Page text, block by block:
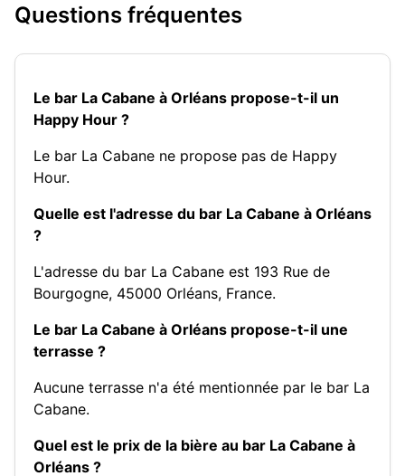
Questions fréquentes
Le bar La Cabane à Orléans propose-t-il un
Happy Hour ?
Le bar La Cabane ne propose pas de Happy
Hour.
Quelle est l'adresse du bar La Cabane à Orléans
?
L'adresse du bar La Cabane est 193 Rue de
Bourgogne, 45000 Orléans, France.
Le bar La Cabane à Orléans propose-t-il une
terrasse ?
Aucune terrasse n'a été mentionnée par le bar La
Cabane.
Quel est le prix de la bière au bar La Cabane à
Orléans ?